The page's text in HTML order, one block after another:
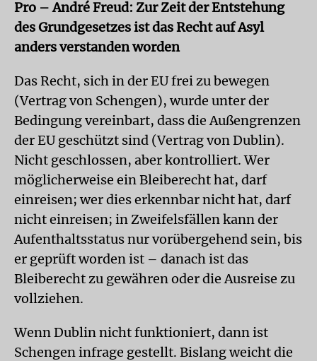
Pro – André Freud: Zur Zeit der Entstehung
des Grundgesetzes ist das Recht auf Asyl
anders verstanden worden
Das Recht, sich in der EU frei zu bewegen
(Vertrag von Schengen), wurde unter der
Bedin­gung vereinbart, dass die Außengrenzen
der EU geschützt sind (Vertrag von Dublin).
Nicht geschlossen, aber kontrolliert. Wer
möglicherweise ein Bleiberecht hat, darf
einreisen; wer dies erkennbar nicht hat, darf
nicht einreisen; in Zweifelsfällen kann der
Aufenthaltsstatus nur vorübergehend sein, bis
er geprüft worden ist – danach ist das
Bleiberecht zu gewähren oder die Ausreise zu
vollziehen.
Wenn Dublin nicht funktioniert, dann ist
Schengen infrage gestellt. Bislang weicht die